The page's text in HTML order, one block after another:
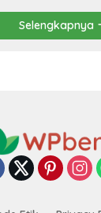
Selengkapnya